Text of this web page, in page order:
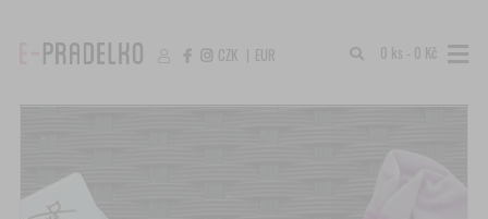
CZK | EUR 0 ks - 0 Kč